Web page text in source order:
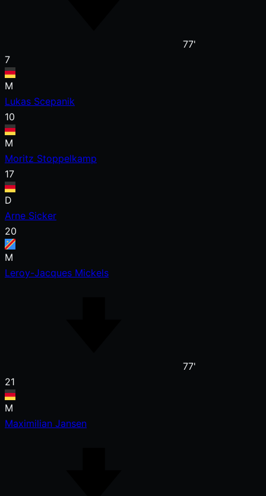
77'
7
M
Lukas Scepanik
10
M
Moritz Stoppelkamp
17
D
Arne Sicker
20
M
Leroy-Jacques Mickels
77'
21
M
Maximilian Jansen